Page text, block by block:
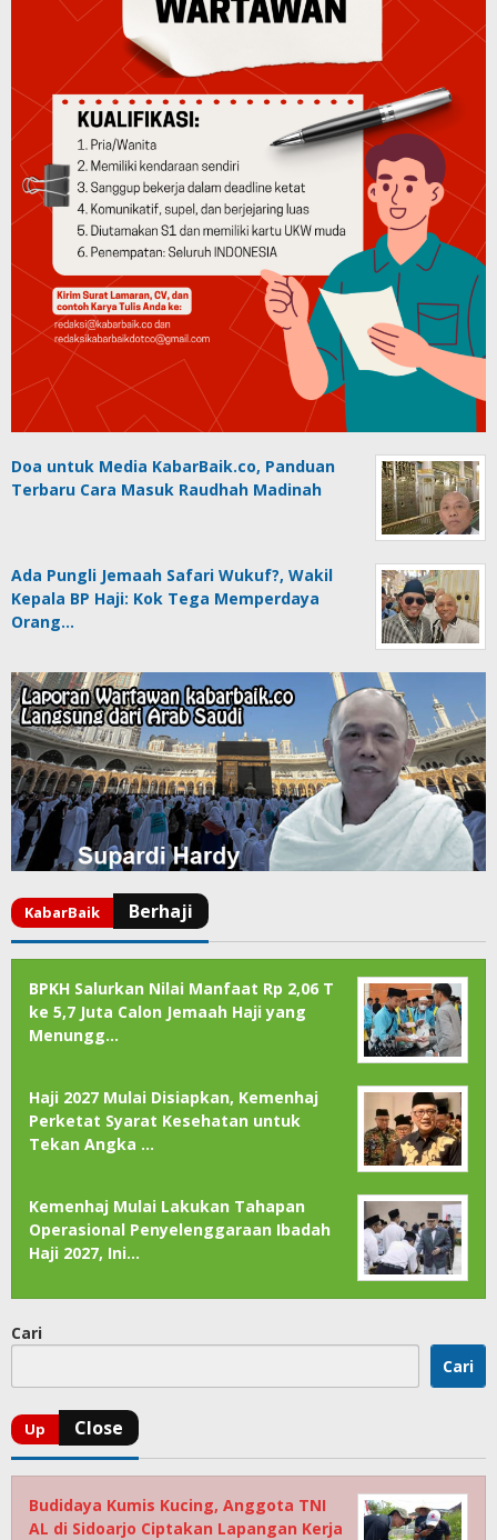
Doa untuk Media KabarBaik.co, Panduan
Terbaru Cara Masuk Raudhah Madinah
Ada Pungli Jemaah Safari Wukuf?, Wakil
Kepala BP Haji: Kok Tega Memperdaya
Orang…
BPKH Salurkan Nilai Manfaat Rp 2,06 T
ke 5,7 Juta Calon Jemaah Haji yang
Menungg…
Haji 2027 Mulai Disiapkan, Kemenhaj
Perketat Syarat Kesehatan untuk
Tekan Angka …
Kemenhaj Mulai Lakukan Tahapan
Operasional Penyelenggaraan Ibadah
Haji 2027, Ini…
Cari
Cari
Budidaya Kumis Kucing, Anggota TNI
AL di Sidoarjo Ciptakan Lapangan Kerja